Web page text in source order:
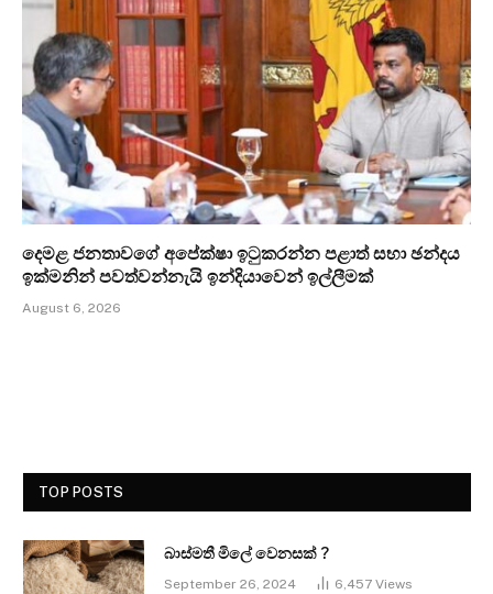
දෙමළ ජනතාවගේ අපේක්ෂා ඉටුකරන්න පළාත් සභා ඡන්දය
ඉක්මනින් පවත්වන්නැයි ඉන්දියාවෙන් ඉල්ලීමක්
August 6, 2026
TOP POSTS
බාස්මතී මිලේ වෙනසක් ?
September 26, 2024 6,457 Views